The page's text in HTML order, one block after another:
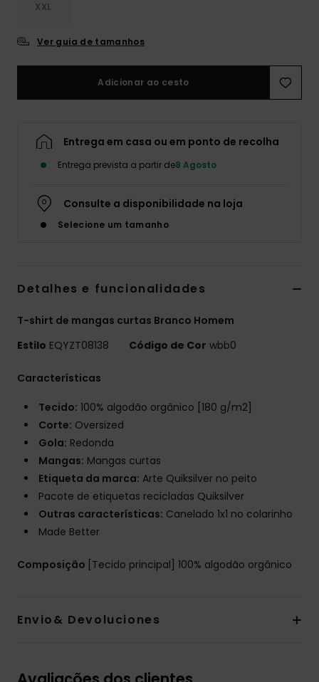
XXL
Ver guia de tamanhos
Adicionar ao cesto
Entrega em casa ou em ponto de recolha
Entrega prevista a partir de8 Agosto
Consulte a disponibilidade na loja
Selecione um tamanho
Detalhes e funcionalidades
T-shirt de mangas curtas Branco Homem
Estilo EQYZT08138 Código de Cor wbb0
Características
Tecido: 100% algodão orgânico [180 g/m2]
Corte: Oversized
Gola: Redonda
Mangas: Mangas curtas
Etiqueta da marca: Arte Quiksilver no peito
Pacote de etiquetas recicladas Quiksilver
Outras características: Canelado 1x1 no colarinho
Made Better
Composição [Tecido principal] 100% algodão orgânico
Envio& Devoluciones